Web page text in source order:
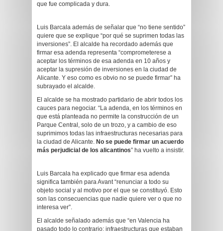
que fue complicada y dura.
Luis Barcala además de señalar que “no tiene sentido”
quiere que se explique “por qué se suprimen todas las
inversiones”. El alcalde ha recordado además que
firmar esa adenda representa “comprometerese a
aceptar los términos de esa adenda en 10 años y
aceptar la supresión de inversiones en la ciudad de
Alicante. Y eso como es obvio no se puede firmar” ha
subrayado el alcalde.
El alcalde se ha mostrado partidario de abrir todos los
cauces para negociar. “La adenda, en los términos en
que está planteada no permite la construcción de un
Parque Central, solo de un trozo, y a cambio de eso
suprimimos todas las infraestructuras necesarias para
la ciudad de Alicante. No se puede firmar un acuerdo
más perjudicial de los alicantinos” ha vuelto a insistir.
Luis Barcala ha explicado que firmar esa adenda
significa también para Avant “renunciar a todo su
objeto social y al motivo por el que se constituyó. Esto
son las consecuencias que nadie quiere ver o que no
interesa ver”.
El alcalde señalado además que “en Valencia ha
pasado todo lo contrario: infraestructuras que estaban